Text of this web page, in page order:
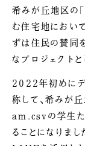
希みが丘地区の
む住宅地におい
ずは住民の賛同
なプロジェクト
2022年初めにデ
称して、希みが
am.csvの学生た
ることになりま